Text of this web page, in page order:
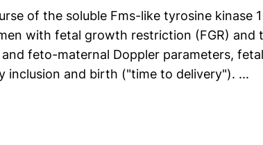
of the soluble Fms-like tyrosine kinase
with fetal growth restriction (FGR) and
feto-maternal Doppler parameters,
inclusion and birth ("time to delivery"). ...